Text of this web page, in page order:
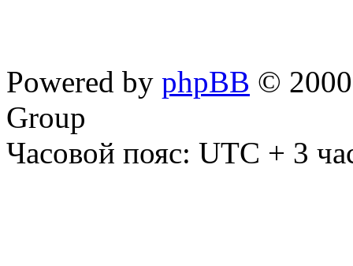
Powered by phpBB ©
Group
Часовой пояс: UTC + 3